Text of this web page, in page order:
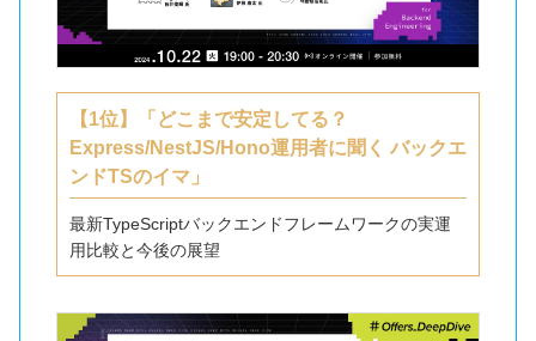
【1位】「どこまで安定してる？
Express/NestJS/Hono運用者に聞く バックエ
ンドTSのイマ」
最新TypeScriptバックエンドフレームワークの実運
用比較と今後の展望